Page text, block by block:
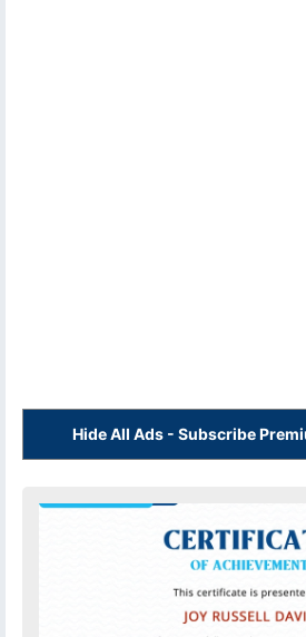
Hide All Ads - Subscribe